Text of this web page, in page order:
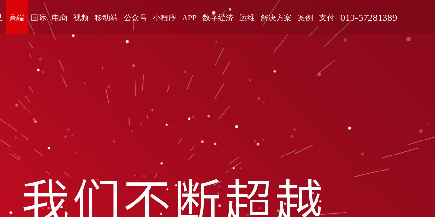
高端 国际 电商 视频 移动端 公众号 小程序 APP 数字经济 运维 解决方案 案例 支付 010-57281389